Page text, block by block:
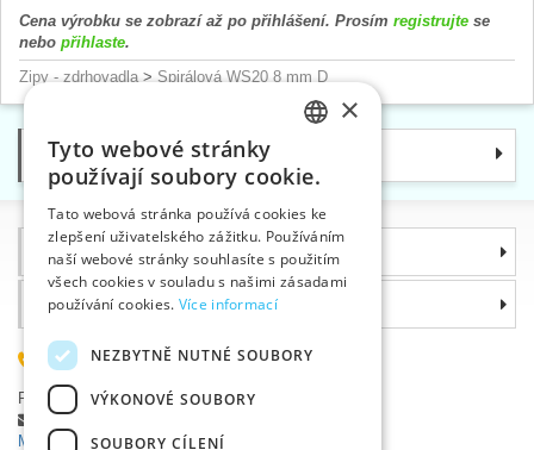
Cena výrobku se zobrazí až po přihlášení. Prosím registrujte se
nebo přihlaste.
Zipy - zdrhovadla > Spirálová WS20 8 mm D
Kategorie
Informace
Proč si zvolit právě nás
585 051 217
Plzeňská 868, 783 91 Uničov, Česká republika
Položit dotaz
Máte problémy s přihlášením ?
ENGLISH
GERMAN
×
Tyto webové stránky
používají soubory cookie.
Tato webová stránka používá cookies ke
zlepšení uživatelského zážitku. Používáním
naší webové stránky souhlasíte s použitím
všech cookies v souladu s našimi zásadami
používání cookies. Více informací
NEZBYTNĚ NUTNÉ SOUBORY
VÝKONOVÉ SOUBORY
SOUBORY CÍLENÍ